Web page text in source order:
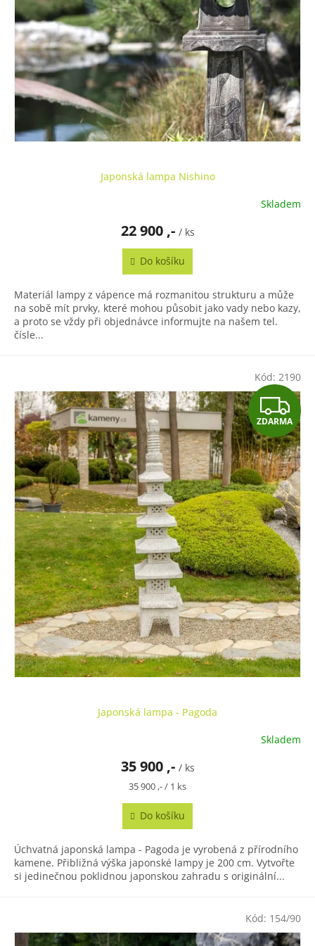
ů
A
Japonská lampa Nishino
Skladem
22 900 ,- / ks
Do košíku
Materiál lampy z vápence má rozmanitou strukturu a může
na sobě mít prvky, které mohou působit jako vady nebo kazy,
a proto se vždy při objednávce informujte na našem tel.
čísle...
Z
D
A
R
M
A
ZDARMA
Japonská lampa - Pagoda
Skladem
35 900 ,- / ks
Měrná
35 900 ,- / 1 ks
Do košíku
Úchvatná japonská lampa - Pagoda je vyrobená z přírodního
kamene. Přibližná výška japonské lampy je 200 cm. Vytvořte
si jedinečnou poklidnou japonskou zahradu s originální...
Kód: 2190
Kód: 154/90